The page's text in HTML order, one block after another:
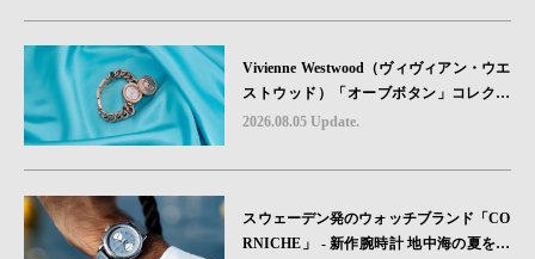
砂を文字盤に閉じ込めた「A-11」コレク
Vivienne Westwood（ヴィヴィアン・ウエ
ストウッド）「オーブボタン」コレクシ
ョンに、⽇本限定カラーのローズゴール
2026.08.05 Update.
スウェーデン発のウォッチブランド「CO
RNICHE」 - 新作腕時計 地中海の夏を映